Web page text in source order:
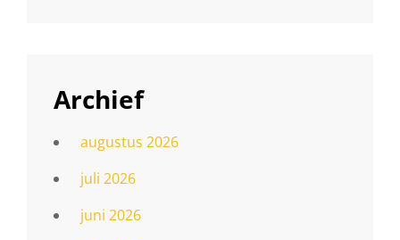
Archief
augustus 2026
juli 2026
juni 2026